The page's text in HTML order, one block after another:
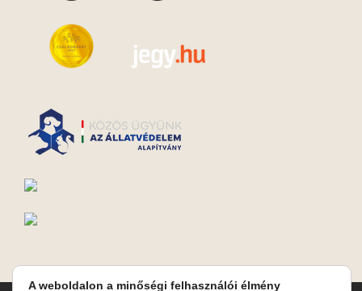
A weboldalon a minőségi felhasználói élmény